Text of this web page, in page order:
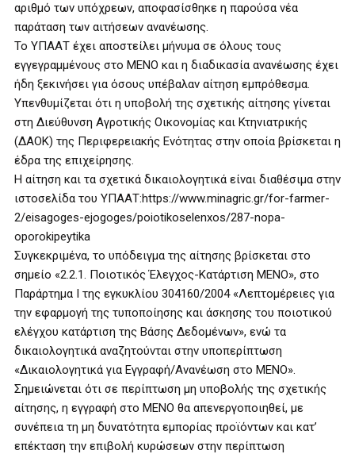
αριθμό των υπόχρεων, αποφασίσθηκε η παρούσα νέα
παράταση των αιτήσεων ανανέωσης.
Το ΥΠΑΑΤ έχει αποστείλει μήνυμα σε όλους τους
εγγεγραμμένους στο ΜΕΝΟ και η διαδικασία ανανέωσης έχει
ήδη ξεκινήσει για όσους υπέβαλαν αίτηση εμπρόθεσμα.
Υπενθυμίζεται ότι η υποβολή της σχετικής αίτησης γίνεται
στη Διεύθυνση Αγροτικής Οικονομίας και Κτηνιατρικής
(ΔΑΟΚ) της Περιφερειακής Ενότητας στην οποία βρίσκεται η
έδρα της επιχείρησης.
Η αίτηση και τα σχετικά δικαιολογητικά είναι διαθέσιμα στην
ιστοσελίδα του ΥΠΑΑΤ:https://www.minagric.gr/for-farmer-
2/eisagoges-ejogoges/poiotikoselenxos/287-nopa-
oporokipeytika
Συγκεκριμένα, το υπόδειγμα της αίτησης βρίσκεται στο
σημείο «2.2.1. Ποιοτικός Έλεγχος-Κατάρτιση ΜΕΝΟ», στο
Παράρτημα Ι της εγκυκλίου 304160/2004 «Λεπτομέρειες για
την εφαρμογή της τυποποίησης και άσκησης του ποιοτικού
ελέγχου κατάρτιση της Βάσης Δεδομένων», ενώ τα
δικαιολογητικά αναζητούνται στην υποπερίπτωση
«Δικαιολογητικά για Εγγραφή/Ανανέωση στο ΜΕΝΟ».
Σημειώνεται ότι σε περίπτωση μη υποβολής της σχετικής
αίτησης, η εγγραφή στο ΜΕΝΟ θα απενεργοποιηθεί, με
συνέπεια τη μη δυνατότητα εμπορίας προϊόντων και κατ’
επέκταση την επιβολή κυρώσεων στην περίπτωση